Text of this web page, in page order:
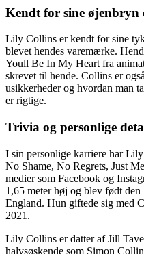
Kendt for sine øjenbryn
Lily Collins er kendt for sine
blevet hendes varemærke.
Youll Be In My Heart fra
skrevet til hende. Collins er
usikkerheder og hvordan man
er rigtige.
Trivia og personlige
I sin personlige karriere har
No Shame, No Regrets, Just
medier som Facebook og
1,65 meter høj og blev født
England. Hun giftede sig med
2021.
Lily Collins er datter af Jill
halvsøskende som Simon